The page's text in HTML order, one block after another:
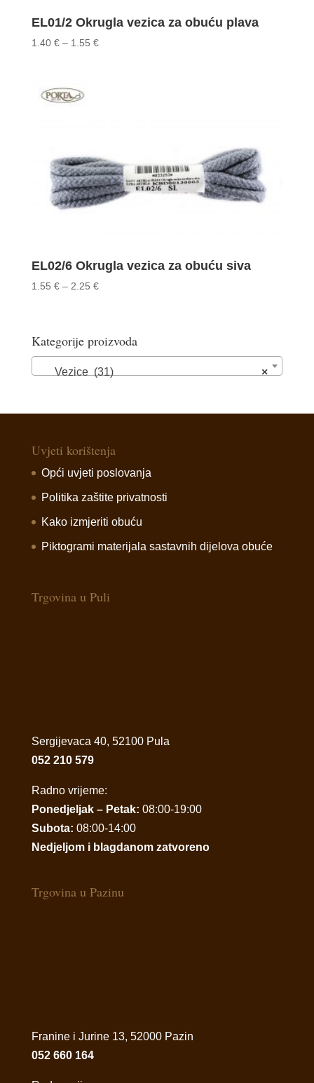
EL01/2 Okrugla vezica za obuću plava
1.40 € – 1.55 €Price
EL02/6 Okrugla vezica za obuću siva
1.55 € – 2.25 €Price
Kategorije proizvoda
×
Vezice (31)
Uvjeti korištenja
Opći uvjeti poslovanja
Politika zaštite privatnosti
Kako izmjeriti obuću
Piktogrami materijala sastavnih dijelova obuće
Trgovina u Puli
Sergijevaca 40, 52100 Pula
052 210 579
Radno vrijeme:
Ponedjeljak – Petak: 08:00-19:00
Subota: 08:00-14:00
Nedjeljom i blagdanom zatvoreno
Trgovina u Pazinu
Franine i Jurine 13, 52000 Pazin
052 660 164